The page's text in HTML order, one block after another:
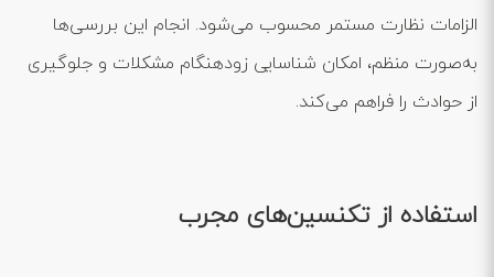
الزامات نظارت مستمر محسوب می‌شود. انجام این بررسی‌ها
به‌صورت منظم، امکان شناسایی زودهنگام مشکلات و جلوگیری
از حوادث را فراهم می‌کند.
استفاده از تکنسین‌های مجرب